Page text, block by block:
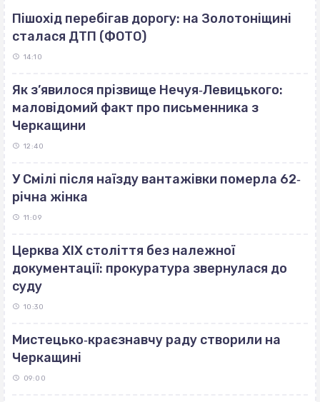
Пішохід перебігав дорогу: на Золотоніщині
сталася ДТП (ФОТО)
14:10
Як з’явилося прізвище Нечуя‐Левицького:
маловідомий факт про письменника з
Черкащини
12:40
У Смілі після наїзду вантажівки померла 62‐
річна жінка
11:09
Церква ХІХ століття без належної
документації: прокуратура звернулася до
суду
10:30
Мистецько‐краєзнавчу раду створили на
Черкащині
09:00